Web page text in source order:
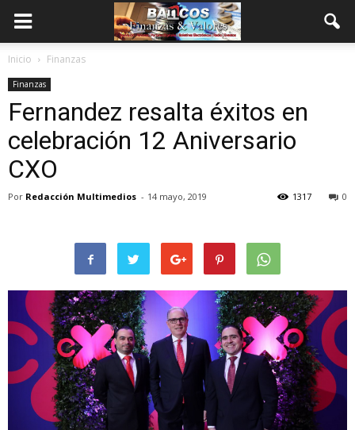
Inicio Finanzas
Finanzas
Fernandez resalta éxitos en
celebración 12 Aniversario
CXO
Por Redacción Multimedios - 14 mayo, 2019 0
1317